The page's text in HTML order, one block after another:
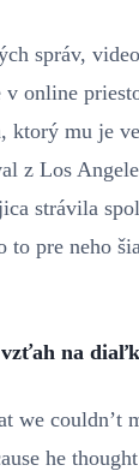
správ,
online
ktorý mu je
z Los
strávila
pre neho
na
we couldn’t
he